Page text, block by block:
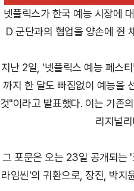
넷플릭스가 한국 예능 시장에
D 군단과의 협업을 양손에 쥔
지난 2일, '넷플릭스 예능 페스
까지 한 달도 빠짐없이 예능을
것"이라고 발표했다. 이는 기존
리지널
그 포문은 오는 23일 공개되는
라임씬'의 귀환으로, 장진, 박지